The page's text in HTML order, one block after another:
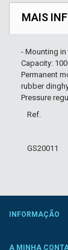
MAIS
- Mounting in
Capacity:
Permanent
rubber
Pressure
Ref.
GS20011
INFORMAÇÃO
A MINHA